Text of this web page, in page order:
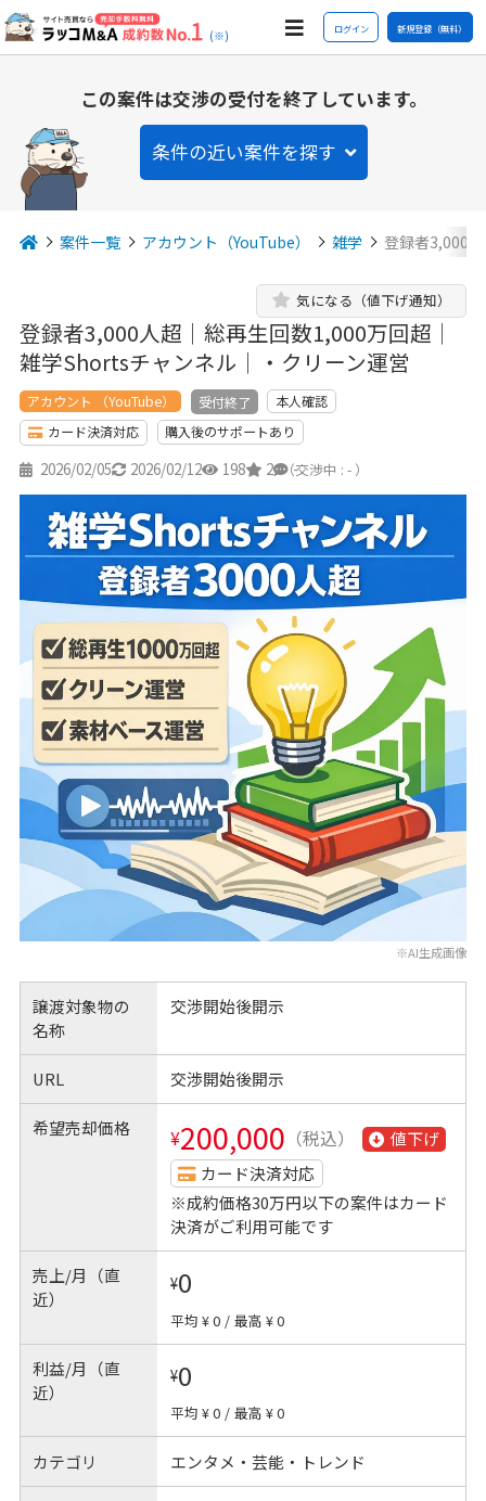
(※) ログイン 新規登録（無料）
この案件は交渉の受付を終了しています。
条件の近い案件を探す
案件一覧 アカウント（YouTube） 雑学 登録者3,000
登録者3,000人超｜総再生回数1,000万回超｜
雑学Shortsチャンネル｜・クリーン運営
気になる（値下げ通知）
アカウント （YouTube） 受付終了
本人確認
カード決済対応
購入後のサポートあり
2026/02/05 2026/02/12 198 2 -
（交渉中 : - ）
※AI生成画像
譲渡対象物の
名称
交渉開始後開示
URL 交渉開始後開示
希望売却価格 ¥200,000 （税込）
値下げ
カード決済対応
※成約価格30万円以下の案件はカード
決済がご利用可能です
売上/月（直
近）
¥0
平均 ¥ 0 / 最高 ¥ 0
利益/月（直
近）
¥0
平均 ¥ 0 / 最高 ¥ 0
カテゴリ エンタメ・芸能・トレンド